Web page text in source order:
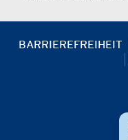
BARRIEREFREIHEIT